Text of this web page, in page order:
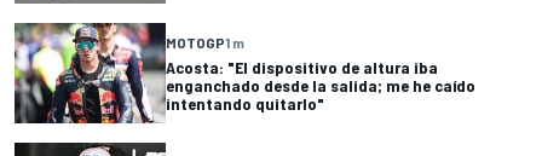
MOTOGP1 m
Acosta: "El dispositivo de altura iba
enganchado desde la salida; me he caído
intentando quitarlo"